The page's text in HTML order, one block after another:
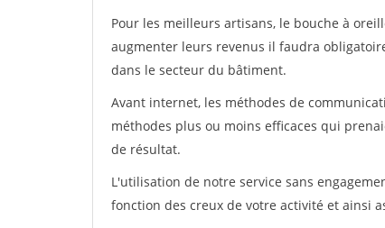
Pour les meilleurs artisans, le bouche à
augmenter leurs revenus il faudra
dans le secteur du bâtiment.
Avant internet, les méthodes de
méthodes plus ou moins efficaces qui
de résultat.
L'utilisation de notre service sans
fonction des creux de votre activité et ainsi